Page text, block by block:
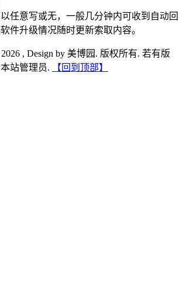
任意写或无，一般几分钟内可收到自动回
件升级情况随时更新索取内容。
, Design by 美博园. 版权所有. 若有版
站管理员.
【回到顶部】